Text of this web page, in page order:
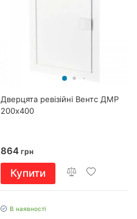
Дверцята ревізійні Вентс ДМР
200х400
864 грн
Купити
В наявності